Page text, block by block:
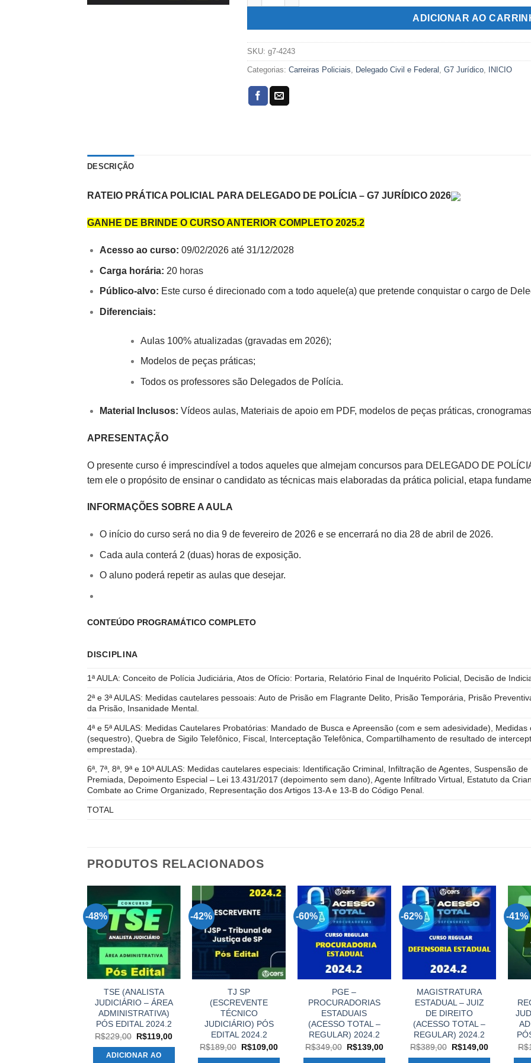
R$199,00.R$79,00.
ADICIONAR AO
SKU: g7-4243
Categorias: Carreiras Policiais Delegado Civil e Federal G7 Jurídico INICIO
DESCRIÇÃO
RATEIO PRÁTICA POLICIAL PARA DELEGADO DE POLÍCIA – G7 JURÍDICO 2026
GANHE DE BRINDE O CURSO ANTERIOR COMPLETO 2025.2
Acesso ao curso: 09/02/2026 até 31/12/2028
Carga horária: 20 horas
Público-alvo: Este curso é direcionado com a todo aquele(a) que pretende conquistar o cargo de
Diferenciais:
Aulas 100% atualizadas (gravadas em 2026);
Modelos de peças práticas;
Todos os professores são Delegados de Polícia.
Material Inclusos: Vídeos aulas, Materiais de apoio em PDF, modelos de peças práticas,
APRESENTAÇÃO
O presente curso é imprescindível a todos aqueles que almejam concursos para DELEGADO DE
tem ele o propósito de ensinar o candidato as técnicas mais elaboradas da prática policial, etapa
INFORMAÇÕES SOBRE A AULA
O início do curso será no dia 9 de fevereiro de 2026 e se encerrará no dia 28 de abril de 2026.
Cada aula conterá 2 (duas) horas de exposição.
O aluno poderá repetir as aulas que desejar.
CONTEÚDO PROGRAMÁTICO COMPLETO
DISCIPLINA
1ª AULA: Conceito de Polícia Judiciária, Atos de Ofício: Portaria, Relatório Final de Inquérito Policial, Decisão de
2ª e 3ª AULAS: Medidas cautelares pessoais: Auto de Prisão em Flagrante Delito, Prisão Temporária, Prisão
da Prisão, Insanidade Mental.
4ª e 5ª AULAS: Medidas Cautelares Probatórias: Mandado de Busca e Apreensão (com e sem adesividade),
(sequestro), Quebra de Sigilo Telefônico, Fiscal, Interceptação Telefônica, Compartilhamento de resultado de
emprestada).
6ª, 7ª, 8ª, 9ª e 10ª AULAS: Medidas cautelares especiais: Identificação Criminal, Infiltração de Agentes, Suspensão
Premiada, Depoimento Especial – Lei 13.431/2017 (depoimento sem dano), Agente Infiltrado Virtual, Estatuto da
Combate ao Crime Organizado, Representação dos Artigos 13-A e 13-B do Código Penal.
TOTAL
PRODUTOS RELACIONADOS
-48%
TSE (ANALISTA
JUDICIÁRIO – ÁREA
ADMINISTRATIVA)
PÓS EDITAL 2024.2
R$229,00 O
original
era:
R$119,00O
ADICIONAR AO
-42%
TJ SP
(ESCREVENTE
TÉCNICO
JUDICIÁRIO) PÓS
EDITAL 2024.2
R$189,00 O
R$109,00O
-60%
PGE –
PROCURADORIAS
ESTADUAIS
(ACESSO TOTAL –
REGULAR) 2024.2
R$349,00 O
R$139,00O
-62%
MAGISTRATURA
ESTADUAL – JUIZ
DE DIREITO
(ACESSO TOTAL –
REGULAR) 2024.2
R$389,00 O
R$149,00O
-41%
R$